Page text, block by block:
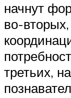
начнут
во-
третьих,